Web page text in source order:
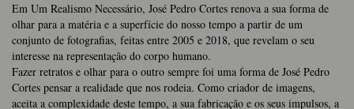
Em Um Realismo Necessário, José Pedro Cortes renova a sua forma de
olhar para a matéria e a superfície do nosso tempo a partir de um
conjunto de fotografias, feitas entre 2005 e 2018, que revelam o seu
interesse na representação do corpo humano.
Fazer retratos e olhar para o outro sempre foi uma forma de José Pedro
Cortes pensar a realidade que nos rodeia. Como criador de imagens,
aceita a complexidade deste tempo, a sua fabricação e os seus impulsos, a